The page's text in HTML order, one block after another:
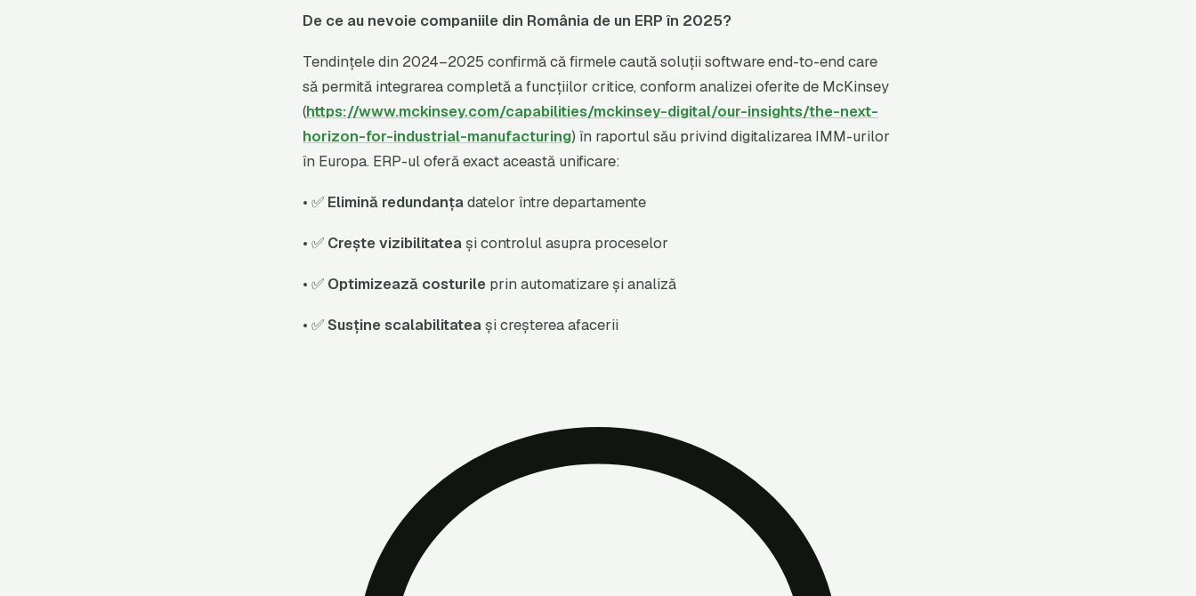
De ce au nevoie companiile din România de un ERP în 2025?
Tendințele din 2024–2025 confirmă că firmele caută soluții software end-to-end care
să permită integrarea completă a funcțiilor critice, conform analizei oferite de McKinsey
(https://www.mckinsey.com/capabilities/mckinsey-digital/our-insights/the-next-
horizon-for-industrial-manufacturing) în raportul său privind digitalizarea IMM-urilor
în Europa. ERP-ul oferă exact această unificare:
• ✅ Elimină redundanțadatelor între departamente
• ✅ Crește vizibilitateași controlul asupra proceselor
• ✅ Optimizează costurile prin automatizare și analiză
• ✅Susține scalabilitateași creșterea afacerii